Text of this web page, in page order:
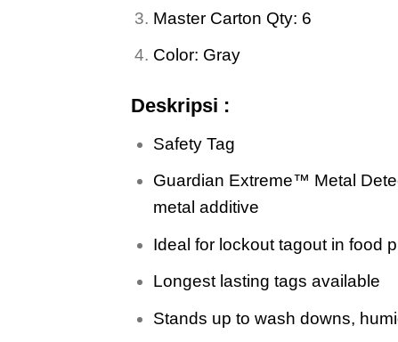
Master Carton Qty: 6
Color: Gray
Deskripsi :
Safety Tag
Guardian Extreme™ Metal
metal additive
Ideal for lockout tagout in food
Longest lasting tags available
Stands up to wash downs,